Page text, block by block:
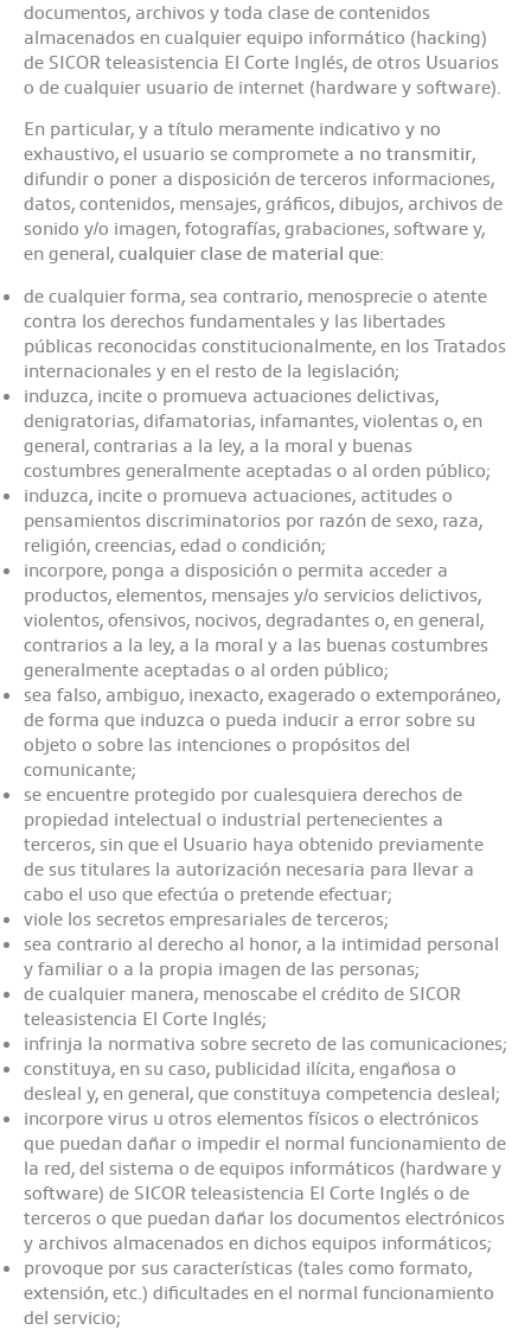
documentos, archivos y toda clase de contenidos
almacenados en cualquier equipo informático (hacking)
de SICOR teleasistencia El Corte Inglés, de otros Usuarios
o de cualquier usuario de internet (hardware y software).
En particular, y a título meramente indicativo y no
exhaustivo, el usuario se compromete a no transmitir,
difundir o poner a disposición de terceros informaciones,
datos, contenidos, mensajes, gráficos, dibujos, archivos de
sonido y/o imagen, fotografías, grabaciones, software y,
en general, cualquier clase de material que:
de cualquier forma, sea contrario, menosprecie o atente
contra los derechos fundamentales y las libertades
públicas reconocidas constitucionalmente, en los Tratados
internacionales y en el resto de la legislación;
induzca, incite o promueva actuaciones delictivas,
denigratorias, difamatorias, infamantes, violentas o, en
general, contrarias a la ley, a la moral y buenas
costumbres generalmente aceptadas o al orden público;
induzca, incite o promueva actuaciones, actitudes o
pensamientos discriminatorios por razón de sexo, raza,
religión, creencias, edad o condición;
incorpore, ponga a disposición o permita acceder a
productos, elementos, mensajes y/o servicios delictivos,
violentos, ofensivos, nocivos, degradantes o, en general,
contrarios a la ley, a la moral y a las buenas costumbres
generalmente aceptadas o al orden público;
sea falso, ambiguo, inexacto, exagerado o extemporáneo,
de forma que induzca o pueda inducir a error sobre su
objeto o sobre las intenciones o propósitos del
comunicante;
se encuentre protegido por cualesquiera derechos de
propiedad intelectual o industrial pertenecientes a
terceros, sin que el Usuario haya obtenido previamente
de sus titulares la autorización necesaria para llevar a
cabo el uso que efectúa o pretende efectuar;
viole los secretos empresariales de terceros;
sea contrario al derecho al honor, a la intimidad personal
y familiar o a la propia imagen de las personas;
de cualquier manera, menoscabe el crédito de SICOR
teleasistencia El Corte Inglés;
infrinja la normativa sobre secreto de las comunicaciones;
constituya, en su caso, publicidad ilícita, engañosa o
desleal y, en general, que constituya competencia desleal;
incorpore virus u otros elementos físicos o electrónicos
que puedan dañar o impedir el normal funcionamiento de
la red, del sistema o de equipos informáticos (hardware y
software) de SICOR teleasistencia El Corte Inglés o de
terceros o que puedan dañar los documentos electrónicos
y archivos almacenados en dichos equipos informáticos;
provoque por sus características (tales como formato,
extensión, etc.) dificultades en el normal funcionamiento
del servicio;